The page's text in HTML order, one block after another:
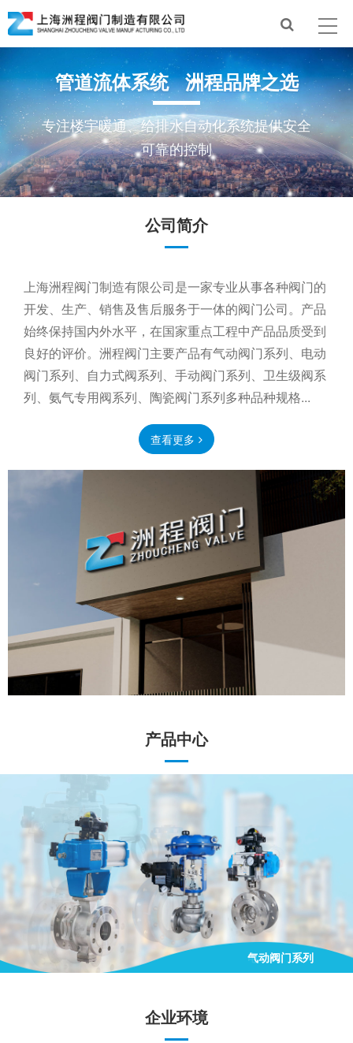
管道流体系统 洲程品牌之选
专注楼宇暖通、给排水自动化系统提供安全
可靠的控制
公司简介
上海洲程阀门制造有限公司是一家专业从事各种阀门的
开发、生产、销售及售后服务于一体的阀门公司。产品
始终保持国内外水平，在国家重点工程中产品品质受到
良好的评价。洲程阀门主要产品有气动阀门系列、电动
阀门系列、自力式阀系列、手动阀门系列、卫生级阀系
列、氨气专用阀系列、陶瓷阀门系列多种品种规格...
查看更多
产品中心
气动阀门系列
手动阀门系列
电动阀门系列
气动阀门系列
企业环境